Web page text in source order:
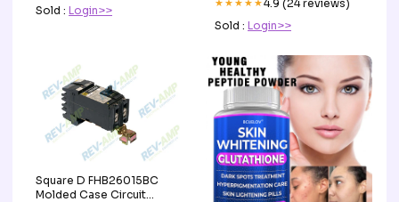
Sold : Login>>
★★★★★4.9 (24 reviews)
Sold : Login>>
Square D FHB26015BC
Molded Case Circuit